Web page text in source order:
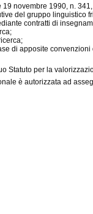
novembre 1990, n.
del gruppo linguistico
contratti di
di apposite
Statuto per la
è autorizzata ad